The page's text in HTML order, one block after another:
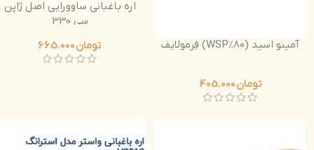
آمینو اسید (80%WSP) فِرمولایف
تومان
اره باغبانی ساوورایی اصل ژاپن
سی 330
تومان